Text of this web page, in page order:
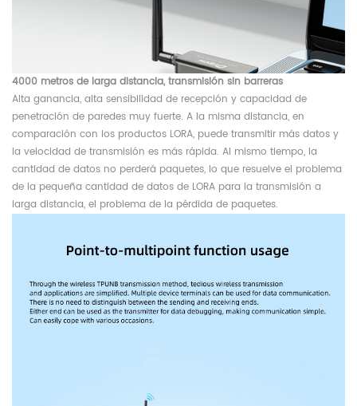
4000 metros de larga distancia, transmisión sin barreras
Alta ganancia, alta sensibilidad de recepción y capacidad de
penetración de paredes muy fuerte. A la misma distancia, en
comparación con los productos LORA, puede transmitir más datos y
la velocidad de transmisión es más rápida. Al mismo tiempo, la
cantidad de datos no perderá paquetes, lo que resuelve el problema
de la pequeña cantidad de datos de LORA para la transmisión a
larga distancia, el problema de la pérdida de paquetes.